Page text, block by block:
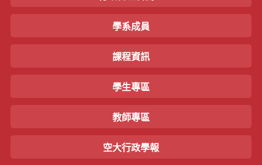
學系成員
課程資訊
學生專區
教師專區
空大行政學報